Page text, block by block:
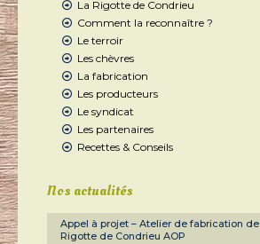
La Rigotte de Condrieu
Comment la reconnaître ?
Le terroir
Les chèvres
La fabrication
Les producteurs
Le syndicat
Les partenaires
Recettes & Conseils
Nos actualités
Appel à projet – Atelier de fabrication de
Rigotte de Condrieu AOP